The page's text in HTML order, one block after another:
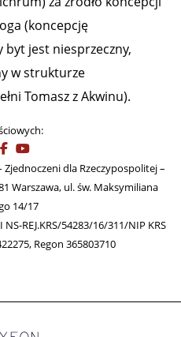
(koncepcję
jest niesprzeczny,
w strukturze
Tomasz z Akwinu).
dla Rzeczypospolitej –
Warszawa, ul. św. Maksymiliana
14/17
REJ.KRS/54283/16/311/NIP KRS
Regon 365803710